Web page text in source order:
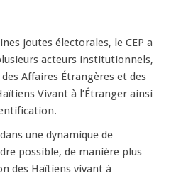
joutes électorales, le CEP a
acteurs institutionnels,
Affaires Étrangères et des
Vivant à l’Étranger ainsi
une dynamique de
possible, de manière plus
des Haïtiens vivant à